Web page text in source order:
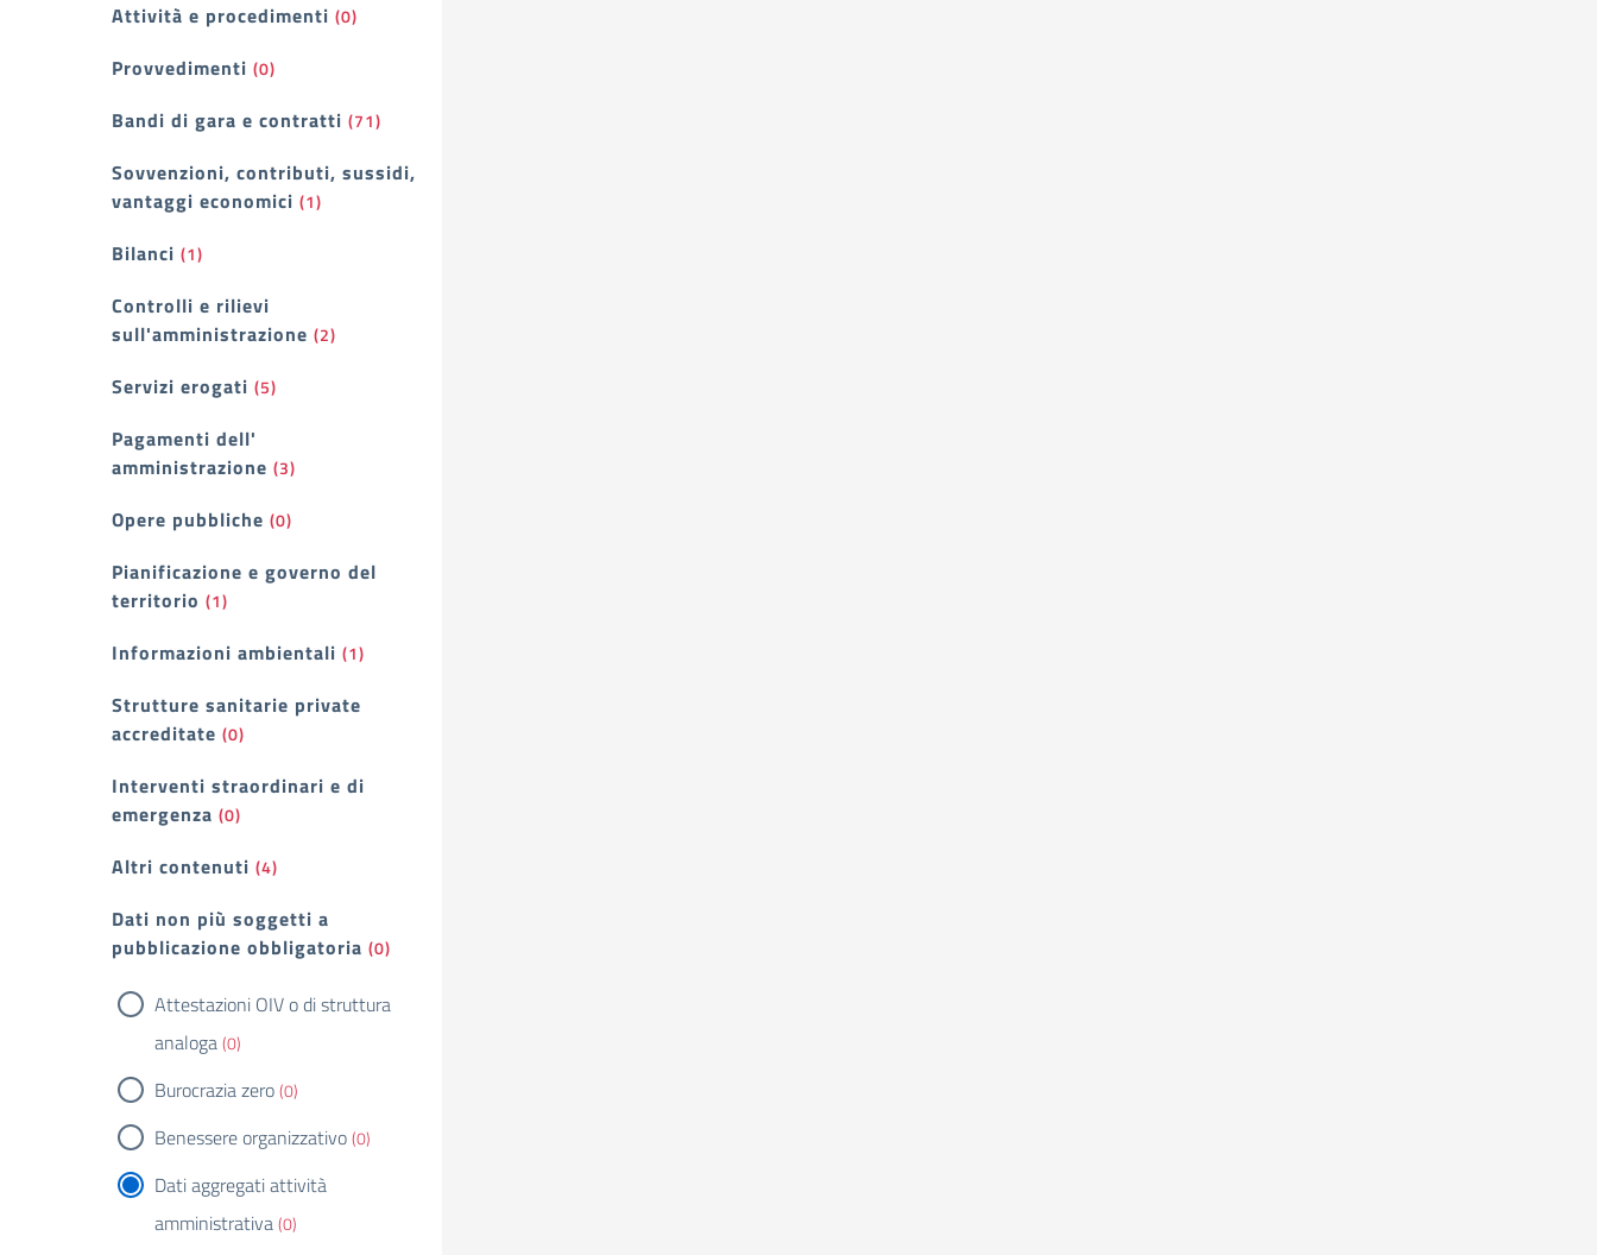
Attività e procedimenti (0)
Provvedimenti (0)
Bandi di gara e contratti (71)
Sovvenzioni, contributi, sussidi,
vantaggi economici (1)
Bilanci (1)
Controlli e rilievi
sull'amministrazione (2)
Servizi erogati (5)
Pagamenti dell'
amministrazione (3)
Opere pubbliche (0)
Pianificazione e governo del
territorio (1)
Informazioni ambientali (1)
Strutture sanitarie private
accreditate (0)
Interventi straordinari e di
emergenza (0)
Altri contenuti (4)
Dati non più soggetti a
pubblicazione obbligatoria (0)
Attestazioni OIV o di struttura
analoga(0)
Burocrazia zero(0)
Benessere organizzativo(0)
Dati aggregati attività
amministrativa(0)